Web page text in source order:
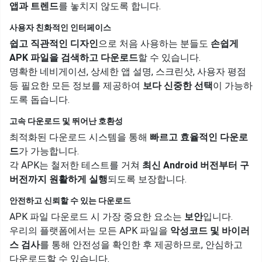
앱과 트렌드를 놓치지 않도록 합니다.
사용자 친화적인 인터페이스
쉽고 직관적인 디자인으로 처음 사용하는 분들도 손쉽게
APK 파일을 검색하고 다운로드할 수 있습니다.
명확한 네비게이션, 상세한 앱 설명, 스크린샷, 사용자 평점
등 필요한 모든 정보를 제공하여 보다 신중한 선택이 가능하
도록 돕습니다.
고속 다운로드 및 뛰어난 호환성
최적화된 다운로드 시스템을 통해 빠르고 효율적인 다운로
드가 가능합니다.
각 APK는 철저한 테스트를 거쳐 최신 Android 버전부터 구
버전까지 원활하게 실행되도록 보장합니다.
안전하고 신뢰할 수 있는 다운로드
APK 파일 다운로드 시 가장 중요한 요소는 보안입니다.
우리의 플랫폼에서는 모든 APK 파일을 악성코드 및 바이러
스 검사를 통해 안전성을 확인한 후 제공하므로, 안심하고
다운로드할 수 있습니다.